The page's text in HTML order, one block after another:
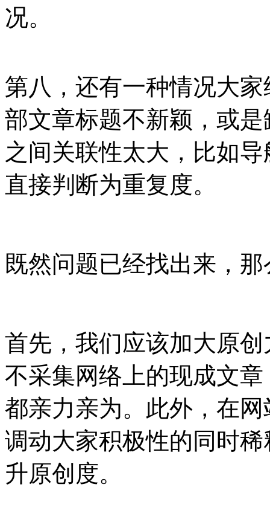
况。
第八，还有一种情况大
部文章标题不新颖，或
之间关联性太大，比如
直接判断为重复度。
既然问题已经找出来，
首先，我们应该加大原
不采集网络上的现成文
都亲力亲为。此外，在
调动大家积极性的同时
升原创度。